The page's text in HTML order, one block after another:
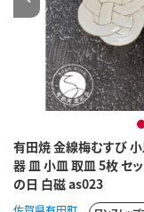
有田焼 金線梅むすび 小
器 皿 小皿 取皿 5枚 セ
の日 白磁 as023